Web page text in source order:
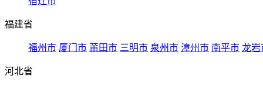
福建省
福州市 厦门市 莆田市 三明市 泉州市 漳州市 南平市 龙岩
河北省